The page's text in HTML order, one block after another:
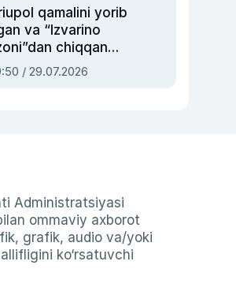
qamalini yorib
va “Izvarino
chiqqan
— Ukraina
bosh
/ 29.07.2026
Administratsiyasi
ommaviy axborot
grafik, audio va/yoki
ko‘rsatuvchi